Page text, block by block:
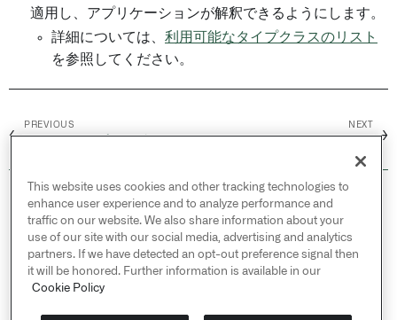
適用し、アプリケーションが解釈できるようにします。
詳細については、 利用可能なタイプクラスのリスト
を参照してください。
←
PREVIOUS NEXT
→
© 2026 Palantir Technologies Inc. All rights
reserved.
Cookies Statement ↗
Privacy Statement ↗
Terms of Use ↗
This website uses cookies and other tracking technologies to
enhance user experience and to analyze performance and
traffic on our website. We also share information about your
use of our site with our social media, advertising and analytics
partners. If we have detected an opt-out preference signal then
it will be honored. Further information is available in our
Cookie Policy